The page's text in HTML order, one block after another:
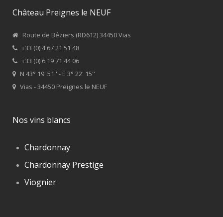
Château Preignes le NEUF
Route de Béziers (RD612) 34450 Vias
+33 (0) 4 67 21 51 48
+33 (0) 6 19 71 44 06
N 43° 19' 51'' - E 3° 22' 15''
Vias - 34450 Preignes le NEUF
Nos vins blancs
Chardonnay
Chardonnay Prestige
Viognier